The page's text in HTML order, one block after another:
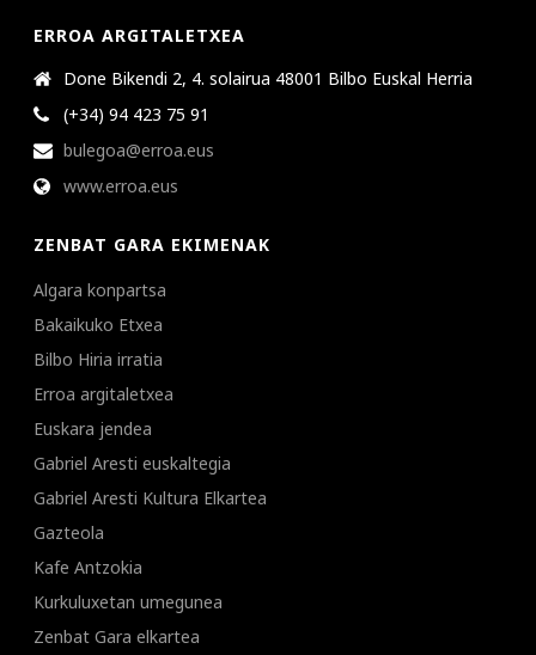
ERROA ARGITALETXEA
Done Bikendi 2, 4. solairua 48001 Bilbo Euskal Herria
(+34) 94 423 75 91
bulegoa@erroa.eus
www.erroa.eus
ZENBAT GARA EKIMENAK
Algara konpartsa
Bakaikuko Etxea
Bilbo Hiria irratia
Erroa argitaletxea
Euskara jendea
Gabriel Aresti euskaltegia
Gabriel Aresti Kultura Elkartea
Gazteola
Kafe Antzokia
Kurkuluxetan umegunea
Zenbat Gara elkartea